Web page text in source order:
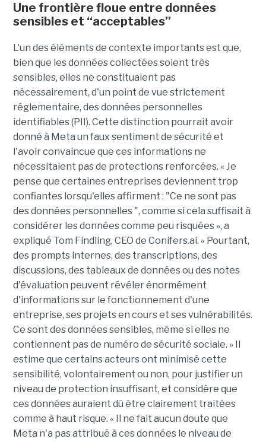
Une frontière floue entre données
sensibles et “acceptables”
L'un des éléments de contexte importants est que,
bien que les données collectées soient très
sensibles, elles ne constituaient pas
nécessairement, d'un point de vue strictement
réglementaire, des données personnelles
identifiables (PII). Cette distinction pourrait avoir
donné à Meta un faux sentiment de sécurité et
l'avoir convaincue que ces informations ne
nécessitaient pas de protections renforcées. « Je
pense que certaines entreprises deviennent trop
confiantes lorsqu'elles affirment : "Ce ne sont pas
des données personnelles ", comme si cela suffisait à
considérer les données comme peu risquées », a
expliqué Tom Findling, CEO de Conifers.ai. « Pourtant,
des prompts internes, des transcriptions, des
discussions, des tableaux de données ou des notes
d'évaluation peuvent révéler énormément
d'informations sur le fonctionnement d'une
entreprise, ses projets en cours et ses vulnérabilités.
Ce sont des données sensibles, même si elles ne
contiennent pas de numéro de sécurité sociale. » Il
estime que certains acteurs ont minimisé cette
sensibilité, volontairement ou non, pour justifier un
niveau de protection insuffisant, et considère que
ces données auraient dû être clairement traitées
comme à haut risque. « Il ne fait aucun doute que
Meta n'a pas attribué à ces données le niveau de